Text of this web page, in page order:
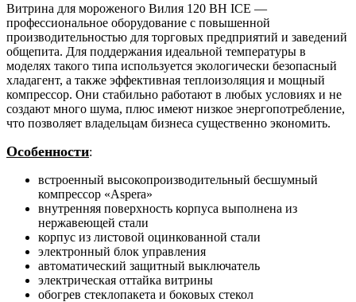
Витрина для мороженого Вилия 120 ВН ICE —
профессиональное оборудование с повышенной
производительностью для торговых предприятий и заведений
общепита. Для поддержания идеальной температуры в
моделях такого типа используется экологически безопасный
хладагент, а также эффективная теплоизоляция и мощный
компрессор. Они стабильно работают в любых условиях и не
создают много шума, плюс имеют низкое энергопотребление,
что позволяет владельцам бизнеса существенно экономить.
Особенности:
встроенный высокопроизводительный бесшумный
компрессор «Aspera»
внутренняя поверхность корпуса выполнена из
нержавеющей стали
корпус из листовой оцинкованной стали
электронный блок управления
автоматический защитный выключатель
электрическая оттайка витрины
обогрев стеклопакета и боковых стекол